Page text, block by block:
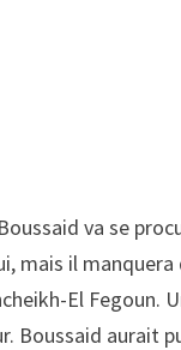
va se
mais il manquera
El Fegoun.
Boussaid aurait